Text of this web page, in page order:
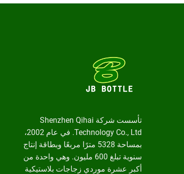
تأسست شركة Shenzhen Qihai
Technology Co., Ltd. في عام 2002،
بمساحة 5328 مترًا مربعًا وبطاقة إنتاج
سنوية تبلغ 600 مليون. وهي واحدة من
أكبر عشرة موردي زجاجات بلاستيكية